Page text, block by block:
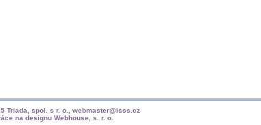
Triada, spol. s r. o.
webmaster@isss.cz
na designu Webhouse, s. r. o.